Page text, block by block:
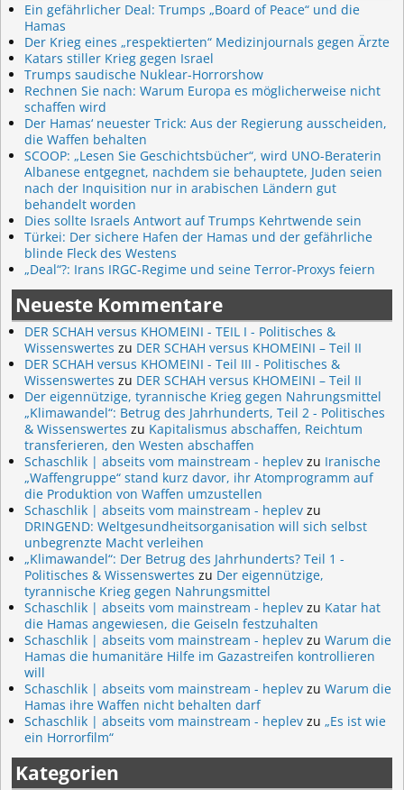
Ein gefährlicher Deal: Trumps „Board of Peace“ und die
Hamas
Der Krieg eines „respektierten“ Medizinjournals gegen Ärzte
Katars stiller Krieg gegen Israel
Trumps saudische Nuklear-Horrorshow
Rechnen Sie nach: Warum Europa es möglicherweise nicht
schaffen wird
Der Hamas‘ neuester Trick: Aus der Regierung ausscheiden,
die Waffen behalten
SCOOP: „Lesen Sie Geschichtsbücher“, wird UNO-Beraterin
Albanese entgegnet, nachdem sie behauptete, Juden seien
nach der Inquisition nur in arabischen Ländern gut
behandelt worden
Dies sollte Israels Antwort auf Trumps Kehrtwende sein
Türkei: Der sichere Hafen der Hamas und der gefährliche
blinde Fleck des Westens
„Deal“?: Irans IRGC-Regime und seine Terror-Proxys feiern
Neueste Kommentare
DER SCHAH versus KHOMEINI - TEIL I - Politisches &
Wissenswertes zu DER SCHAH versus KHOMEINI – Teil II
DER SCHAH versus KHOMEINI - Teil III - Politisches &
Wissenswertes zu DER SCHAH versus KHOMEINI – Teil II
Der eigennützige, tyrannische Krieg gegen Nahrungsmittel
„Klimawandel“: Betrug des Jahrhunderts, Teil 2 - Politisches
& Wissenswertes zu Kapitalismus abschaffen, Reichtum
transferieren, den Westen abschaffen
Schaschlik | abseits vom mainstream - heplev zu Iranische
„Waffengruppe“ stand kurz davor, ihr Atomprogramm auf
die Produktion von Waffen umzustellen
Schaschlik | abseits vom mainstream - heplev zu
DRINGEND: Weltgesundheitsorganisation will sich selbst
unbegrenzte Macht verleihen
„Klimawandel“: Der Betrug des Jahrhunderts? Teil 1 -
Politisches & Wissenswertes zu Der eigennützige,
tyrannische Krieg gegen Nahrungsmittel
Schaschlik | abseits vom mainstream - heplev zu Katar hat
die Hamas angewiesen, die Geiseln festzuhalten
Schaschlik | abseits vom mainstream - heplev zu Warum die
Hamas die humanitäre Hilfe im Gazastreifen kontrollieren
will
Schaschlik | abseits vom mainstream - heplev zu Warum die
Hamas ihre Waffen nicht behalten darf
Schaschlik | abseits vom mainstream - heplev zu „Es ist wie
ein Horrorfilm“
Kategorien